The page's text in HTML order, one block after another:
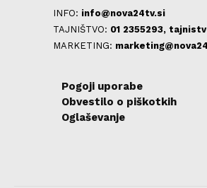
INFO: info@nova24tv.si
TAJNIŠTVO: 01 2355293,
MARKETING:
Pogoji uporabe
Obvestilo o piškotkih
Oglaševanje